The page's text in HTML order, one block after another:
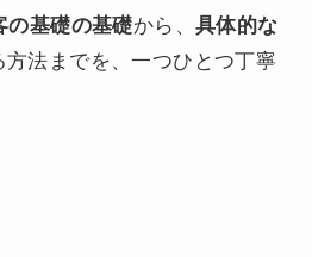
の基礎の基礎から、 具体的な
方法までを、一つひとつ丁寧